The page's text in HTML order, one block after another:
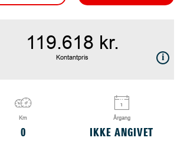
119.618 kr.
Kontantpris
Km
0
Årgang
IKKE ANGIVET